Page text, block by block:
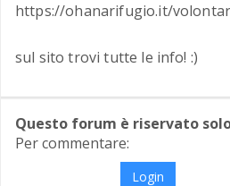
https://ohanarifugio.it/
sul sito trovi tutte le info! :)
Questo forum è riservato
Per commentare:
Login